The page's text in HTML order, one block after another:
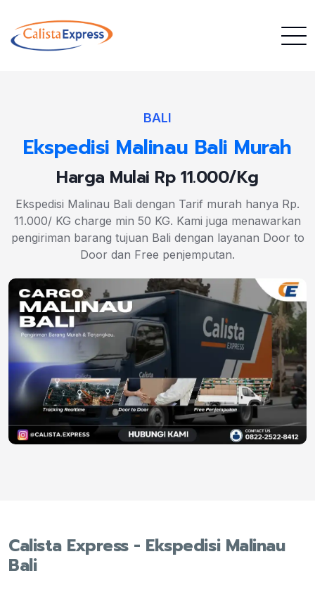
BALI
Ekspedisi Malinau Bali Murah
Harga Mulai Rp 11.000/Kg
Ekspedisi Malinau Bali dengan Tarif murah hanya Rp.
11.000/ KG charge min 50 KG. Kami juga menawarkan
pengiriman barang tujuan Bali dengan layanan Door to
Door dan Free penjemputan.
Calista Express - Ekspedisi Malinau
Bali